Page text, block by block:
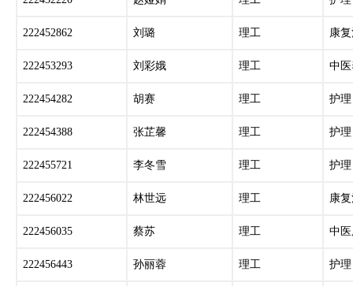
222452862 刘璐 理工 康
222453293 刘彩娥 理工 中
222454282 胡赛 理工 护理
222454388 张芷馨 理工 护理
222455721 李冬雪 理工 护理
222456022 林世远 理工 康
222456035 蔡苏 理工 中
222456443 孙丽蓉 理工 护理